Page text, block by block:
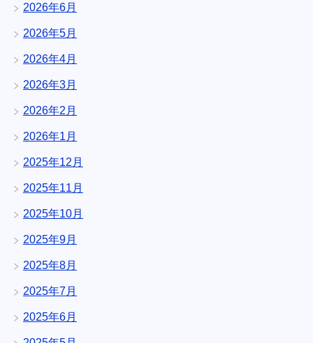
2026年6月
2026年5月
2026年4月
2026年3月
2026年2月
2026年1月
2025年12月
2025年11月
2025年10月
2025年9月
2025年8月
2025年7月
2025年6月